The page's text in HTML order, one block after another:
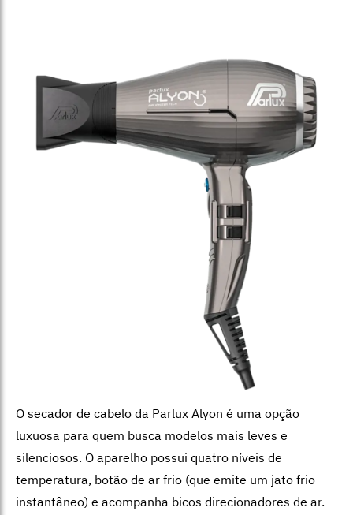
O secador de cabelo da Parlux Alyon é uma opção
luxuosa para quem busca modelos mais leves e
silenciosos. O aparelho possui quatro níveis de
temperatura, botão de ar frio (que emite um jato frio
instantâneo) e acompanha bicos direcionadores de ar.